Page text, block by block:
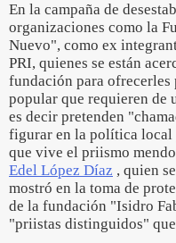
En la campaña de
organizaciones como la
Nuevo", como ex
PRI, quienes se están
fundación para ofrecerles
popular que requieren de
es decir pretenden
figurar en la política local
que vive el priismo
Edel López Díaz , quien
mostró en la toma de
de la fundación "Isidro
"priistas distinguidos"